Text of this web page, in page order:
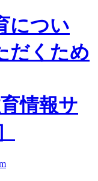
につい
だくため